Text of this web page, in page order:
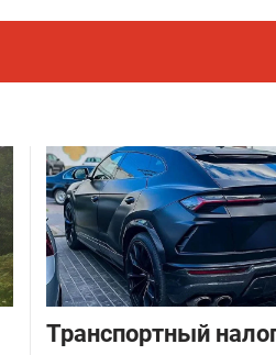
Транспортный